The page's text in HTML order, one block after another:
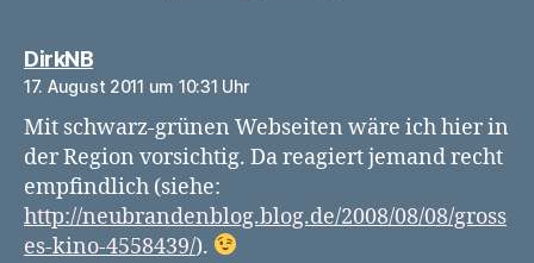
DirkNBsagt:
17. August 2011 um 10:31 Uhr
Mit schwarz-grünen Webseiten wäre ich hier in
der Region vorsichtig. Da reagiert jemand recht
empfindlich (siehe:
http://neubrandenblog.blog.de/2008/08/08/gross
es-kino-4558439/).